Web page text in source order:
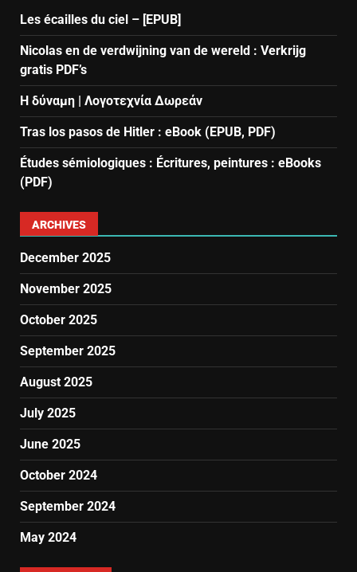
Les écailles du ciel – [EPUB]
Nicolas en de verdwijning van de wereld : Verkrijg
gratis PDF’s
Η δύναμη | Λογοτεχνία Δωρεάν
Tras los pasos de Hitler : eBook (EPUB, PDF)
Études sémiologiques : Écritures, peintures : eBooks
(PDF)
ARCHIVES
December 2025
November 2025
October 2025
September 2025
August 2025
July 2025
June 2025
October 2024
September 2024
May 2024